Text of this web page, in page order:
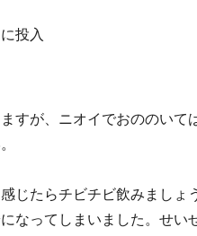
投入
すが、ニオイでおののいて
じたらチビチビ飲みましょ
なってしまいました。せい